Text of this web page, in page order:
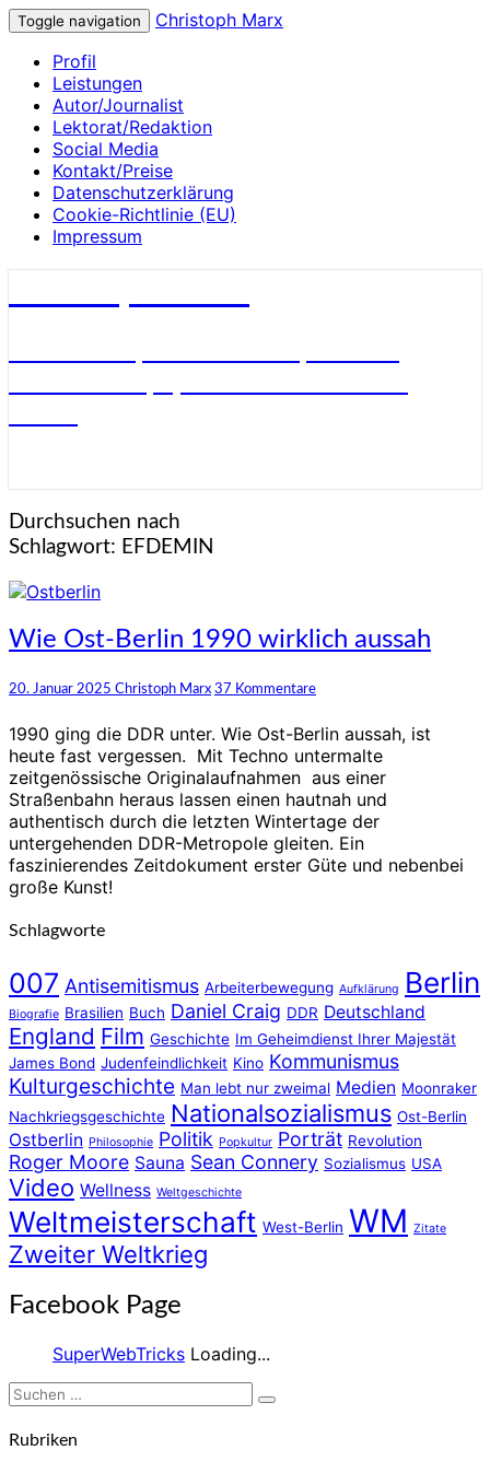
Toggle navigation
Christoph Marx
Profil
Leistungen
Autor/Journalist
Lektorat/Redaktion
Social Media
Kontakt/Preise
Datenschutzerklärung
Cookie-Richtlinie (EU)
Impressum
Durchsuchen nach
Schlagwort: EFDEMIN
Wie
Ost-
Berlin
1990
aussah
Wie Ost-Berlin 1990 wirklich aussah
20. Januar 2025 Christoph Marx Kommentare
37 Kommentare
1990 ging die DDR unter. Wie Ost-Berlin aussah, ist
heute fast vergessen. Mit Techno untermalte
zeitgenössische Originalaufnahmen aus einer
Straßenbahn heraus lassen einen hautnah und
authentisch durch die letzten Wintertage der
untergehenden DDR-Metropole gleiten. Ein
faszinierendes Zeitdokument erster Güte und nebenbei
große Kunst!
Schlagworte
007 Antisemitismus Arbeiterbewegung Aufklärung Berlin
Biografie Brasilien Buch Daniel Craig DDR Deutschland
England Film Geschichte Im Geheimdienst Ihrer Majestät
James Bond Judenfeindlichkeit Kino Kommunismus
Kulturgeschichte Man lebt nur zweimal Medien Moonraker
Nachkriegsgeschichte Nationalsozialismus Ost-Berlin
Ostberlin Philosophie Politik Popkultur Porträt Revolution
Roger Moore Sauna Sean Connery Sozialismus USA
Video Wellness Weltgeschichte
Weltmeisterschaft West-Berlin WM Zitate
Zweiter Weltkrieg
Facebook Page
SuperWebTricks Loading...
Suchen
Suchen
Rubriken